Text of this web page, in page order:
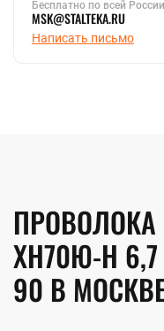
Бесплатно по всей России
MSK@STALTEKA.RU
Написать письмо
ХН70Ю-Н 6,7
90 В